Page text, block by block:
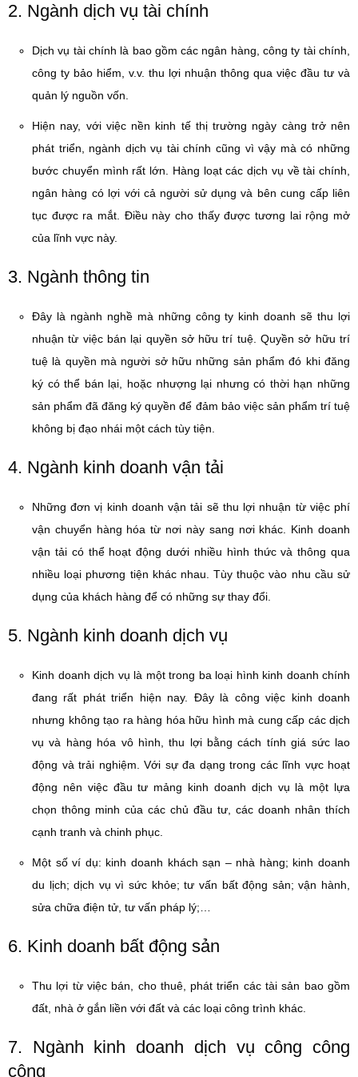
2. Ngành dịch vụ tài chính
Dịch vụ tài chính là bao gồm các ngân hàng, công ty tài chính,
công ty bảo hiểm, v.v. thu lợi nhuận thông qua việc đầu tư và
quản lý nguồn vốn.
Hiện nay, với việc nền kinh tế thị trường ngày càng trở nên
phát triển, ngành dịch vụ tài chính cũng vì vậy mà có những
bước chuyển mình rất lớn. Hàng loạt các dịch vụ về tài chính,
ngân hàng có lợi với cả người sử dụng và bên cung cấp liên
tục được ra mắt. Điều này cho thấy được tương lai rộng mở
của lĩnh vực này.
3. Ngành thông tin
Đây là ngành nghề mà những công ty kinh doanh sẽ thu lợi
nhuận từ việc bán lại quyền sở hữu trí tuệ. Quyền sở hữu trí
tuệ là quyền mà người sở hữu những sản phẩm đó khi đăng
ký có thể bán lại, hoặc nhượng lại nhưng có thời hạn những
sản phẩm đã đăng ký quyền để đảm bảo việc sản phẩm trí tuệ
không bị đạo nhái một cách tùy tiện.
4. Ngành kinh doanh vận tải
Những đơn vị kinh doanh vận tải sẽ thu lợi nhuận từ việc phí
vận chuyển hàng hóa từ nơi này sang nơi khác. Kinh doanh
vận tải có thể hoạt động dưới nhiều hình thức và thông qua
nhiều loại phương tiện khác nhau. Tùy thuộc vào nhu cầu sử
dụng của khách hàng để có những sự thay đổi.
5. Ngành kinh doanh dịch vụ
Kinh doanh dịch vụ là một trong ba loại hình kinh doanh chính
đang rất phát triển hiện nay. Đây là công việc kinh doanh
nhưng không tạo ra hàng hóa hữu hình mà cung cấp các dịch
vụ và hàng hóa vô hình, thu lợi bằng cách tính giá sức lao
động và trải nghiệm. Với sự đa dạng trong các lĩnh vực hoạt
động nên việc đầu tư mảng kinh doanh dịch vụ là một lựa
chọn thông minh của các chủ đầu tư, các doanh nhân thích
cạnh tranh và chinh phục.
Một số ví dụ: kinh doanh khách sạn – nhà hàng; kinh doanh
du lịch; dịch vụ vì sức khỏe; tư vấn bất động sản; vận hành,
sửa chữa điện tử, tư vấn pháp lý;…
6. Kinh doanh bất động sản
Thu lợi từ việc bán, cho thuê, phát triển các tài sản bao gồm
đất, nhà ở gắn liền với đất và các loại công trình khác.
7. Ngành kinh doanh dịch vụ công công
cộng